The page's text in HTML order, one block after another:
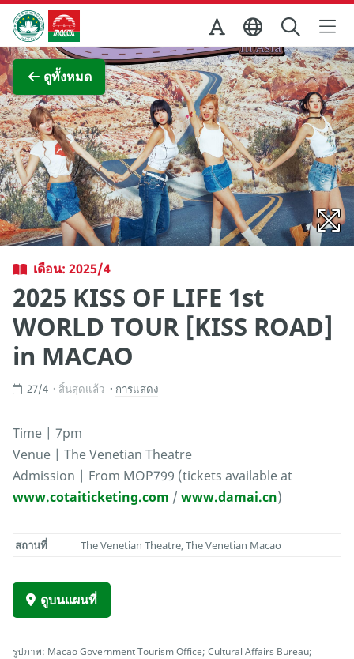
Skip to Main Content
สำนักงานการท่องเที่ยวของรัฐบาลมาเก๊า
ดูทั้งหมด
ภาพขยาย
เดือน: 2025/4
2025 KISS OF LIFE 1st
WORLD TOUR [KISS ROAD]
in MACAO
27/4 สิ้นสุดแล้ว การแสดง
Time | 7pm
Venue | The Venetian Theatre
Admission | From MOP799 (tickets available at
www.cotaiticketing.com / www.damai.cn)
สถานที่ The Venetian Theatre, The Venetian Macao
ดูบนแผนที่
รูปภาพ: Macao Government Tourism Office; Cultural Affairs Bureau;